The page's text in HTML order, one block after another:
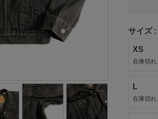
サイズ
XS
在庫切れ
L
在庫切れ